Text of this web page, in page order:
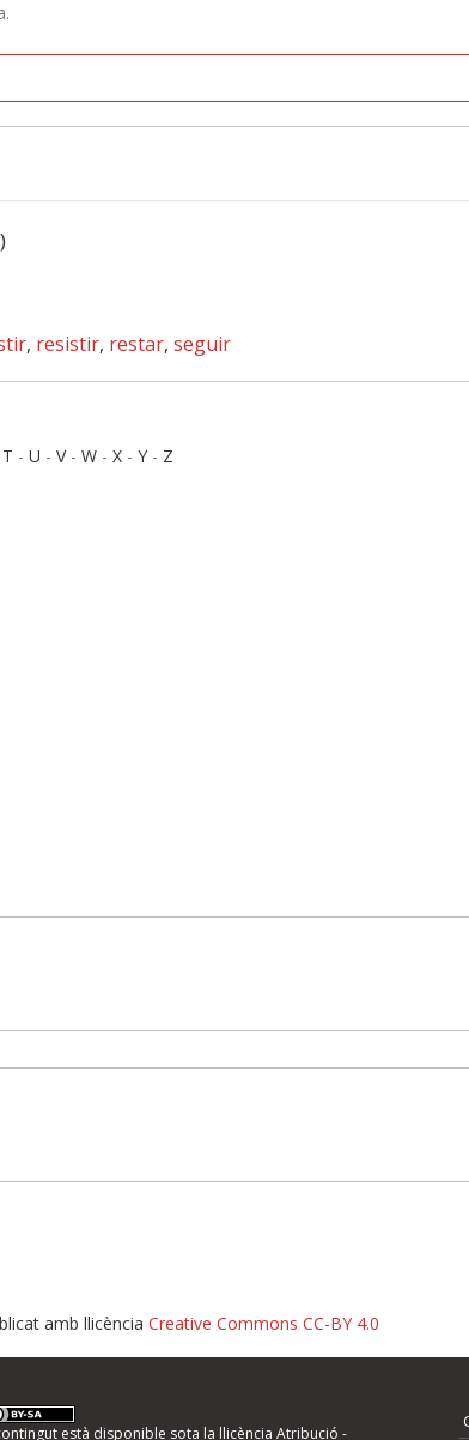
, resistir, restar, seguir
T - U - V- W - X - Y - Z
d'errors
amb llicència Creative Commons CC-BY 4.0
està disponible sota la llicència Atribució -